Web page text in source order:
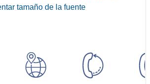
tamaño de la fuente